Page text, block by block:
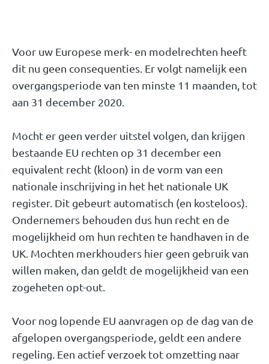
Voor uw Europese merk- en modelrechten heeft
dit nu geen consequenties. Er volgt namelijk een
overgangsperiode van ten minste 11 maanden, tot
aan 31 december 2020.
Mocht er geen verder uitstel volgen, dan krijgen
bestaande EU rechten op 31 december een
equivalent recht (kloon) in de vorm van een
nationale inschrijving in het het nationale UK
register. Dit gebeurt automatisch (en kosteloos).
Ondernemers behouden dus hun recht en de
mogelijkheid om hun rechten te handhaven in de
UK. Mochten merkhouders hier geen gebruik van
willen maken, dan geldt de mogelijkheid van een
zogeheten opt-out.
Voor nog lopende EU aanvragen op de dag van de
afgelopen overgangsperiode, geldt een andere
regeling. Een actief verzoek tot omzetting naar